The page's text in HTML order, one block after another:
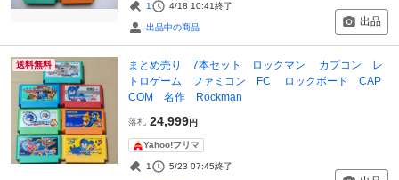
1 4/18 10:41終了
出品中の商品 出品
送料無料
まとめ売り 7本セット ロックマン カプコン レ
トロゲーム ファミコン FC ロックボード CAP
COM 名作 Rockman
落札 24,999円
Yahoo!フリマ
1 5/23 07:45終了